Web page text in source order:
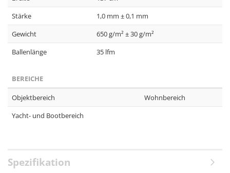
Stärke
1,0 mm ± 0,1 mm
Gewicht
650 g/m² ± 30 g/m²
Ballenlänge
35 lfm
BEREICHE
Objektbereich
Wohnbereich
Yacht- und Bootbereich
Spezifikation